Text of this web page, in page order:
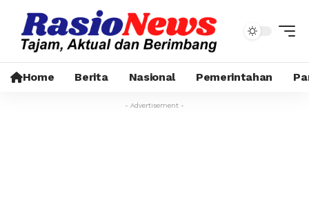
Home Berita Nasional Pemerintahan
- Advertisement -